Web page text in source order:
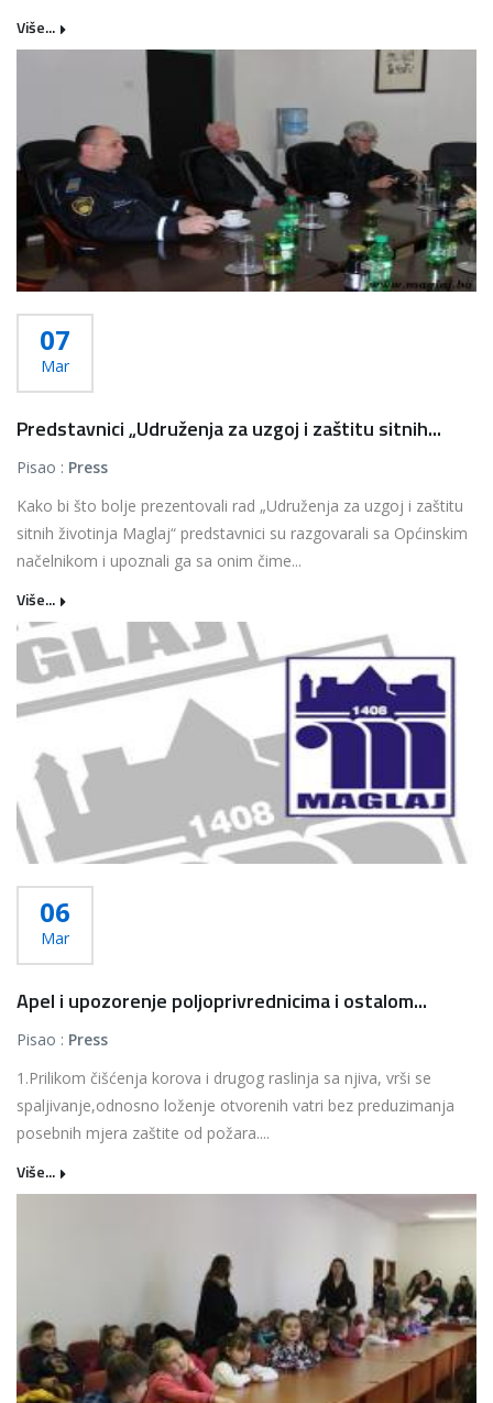
Više...
07
Mar
Predstavnici „Udruženja za uzgoj i zaštitu sitnih...
Pisao : Press
Kako bi što bolje prezentovali rad „Udruženja za uzgoj i zaštitu
sitnih životinja Maglaj“ predstavnici su razgovarali sa Općinskim
načelnikom i upoznali ga sa onim čime...
Više...
06
Mar
Apel i upozorenje poljoprivrednicima i ostalom...
Pisao : Press
1.Prilikom čišćenja korova i drugog raslinja sa njiva, vrši se
spaljivanje,odnosno loženje otvorenih vatri bez preduzimanja
posebnih mjera zaštite od požara....
Više...